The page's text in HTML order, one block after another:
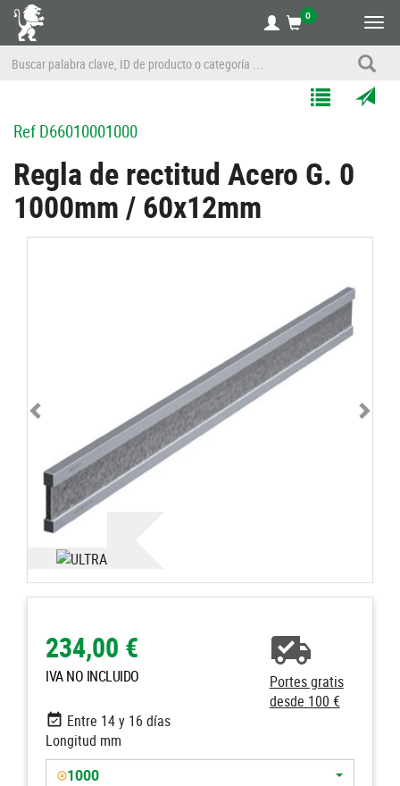
0
Listas
RefD66010001000
Regla de rectitud Acero G. 0
1000mm / 60x12mm
234,00 €
IVA NO INCLUIDO
Portes gratis
desde 100 €
Entre 14 y 16 días
Longitud mm
1000